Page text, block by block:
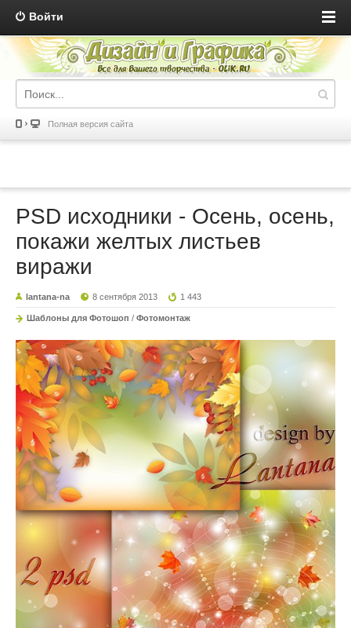
Войти
Полная версия сайта
PSD исходники - Осень, осень,
покажи желтых листьев
виражи
lantana-na 8 сентября 2013 1 443
Шаблоны для Фотошоп / Фотомонтаж